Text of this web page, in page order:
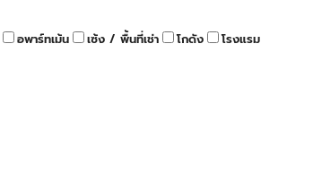
อพาร์ทเม้น เซ้ง / พื้นที่เช่า โกดัง โรงแรม